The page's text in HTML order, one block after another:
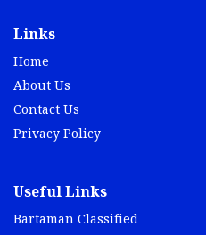
Links
Home
About Us
Contact Us
Privacy Policy
Useful Links
Bartaman Classified